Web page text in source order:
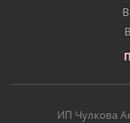
ИП Чулкова